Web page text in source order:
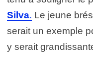
Silva. Le jeune
serait un exemple
y serait